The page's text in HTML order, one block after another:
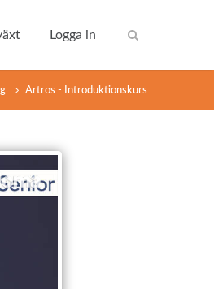
Logga in
Artros - Introduktionskurs